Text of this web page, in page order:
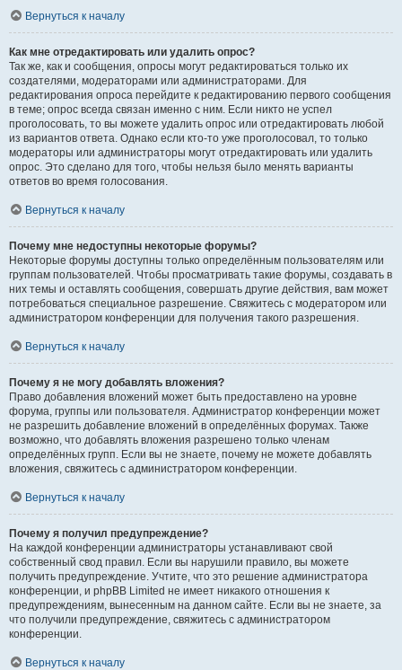
Вернуться к началу
Как мне отредактировать или удалить опрос?
Так же, как и сообщения, опросы могут редактироваться только их
создателями, модераторами или администраторами. Для
редактирования опроса перейдите к редактированию первого сообщения
в теме; опрос всегда связан именно с ним. Если никто не успел
проголосовать, то вы можете удалить опрос или отредактировать любой
из вариантов ответа. Однако если кто-то уже проголосовал, то только
модераторы или администраторы могут отредактировать или удалить
опрос. Это сделано для того, чтобы нельзя было менять варианты
ответов во время голосования.
Вернуться к началу
Почему мне недоступны некоторые форумы?
Некоторые форумы доступны только определённым пользователям или
группам пользователей. Чтобы просматривать такие форумы, создавать в
них темы и оставлять сообщения, совершать другие действия, вам может
потребоваться специальное разрешение. Свяжитесь с модератором или
администратором конференции для получения такого разрешения.
Вернуться к началу
Почему я не могу добавлять вложения?
Право добавления вложений может быть предоставлено на уровне
форума, группы или пользователя. Администратор конференции может
не разрешить добавление вложений в определённых форумах. Также
возможно, что добавлять вложения разрешено только членам
определённых групп. Если вы не знаете, почему не можете добавлять
вложения, свяжитесь с администратором конференции.
Вернуться к началу
Почему я получил предупреждение?
На каждой конференции администраторы устанавливают свой
собственный свод правил. Если вы нарушили правило, вы можете
получить предупреждение. Учтите, что это решение администратора
конференции, и phpBB Limited не имеет никакого отношения к
предупреждениям, вынесенным на данном сайте. Если вы не знаете, за
что получили предупреждение, свяжитесь с администратором
конференции.
Вернуться к началу